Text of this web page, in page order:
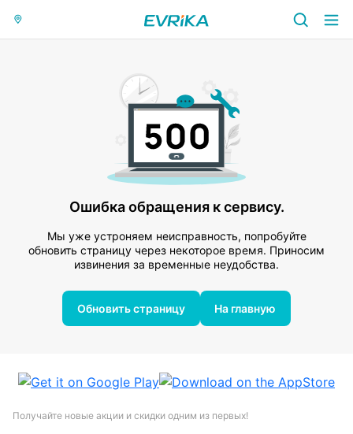
Ошибка обращения к сервису.
Мы уже устроняем неисправность, попробуйте
обновить страницу через некоторое время. Приносим
извинения за временные неудобства.
Обновить страницу На главную
Получайте новые акции и скидки одним из первых!